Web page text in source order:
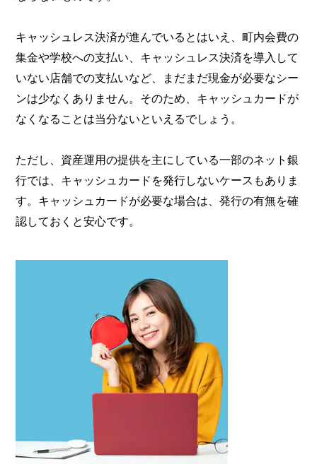
キャッシュレス決済が進んでいるとはいえ、町内会費の
集金や学校への支払い、キャッシュレス決済を導入して
いない店舗での支払いなど、まだまだ現金が必要なシー
ンは少なくありません。そのため、キャッシュカードが
なくなることは当分ないといえるでしょう。
ただし、資産運用の提供を主にしている一部のネット銀
行では、キャッシュカードを発行しないケースもありま
す。キャッシュカードが必要な場合は、発行の有無を確
認しておくと安心です。